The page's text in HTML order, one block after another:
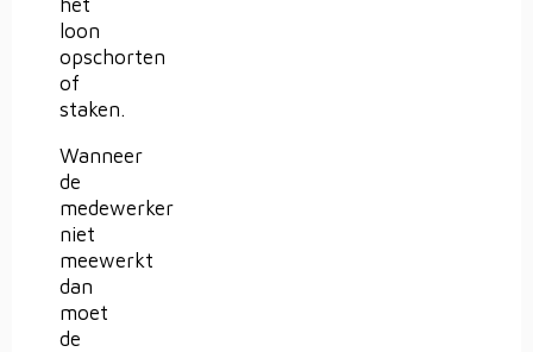
het
loon
opschorten
of
staken.
Wanneer
de
medewerker
niet
meewerkt
dan
moet
de